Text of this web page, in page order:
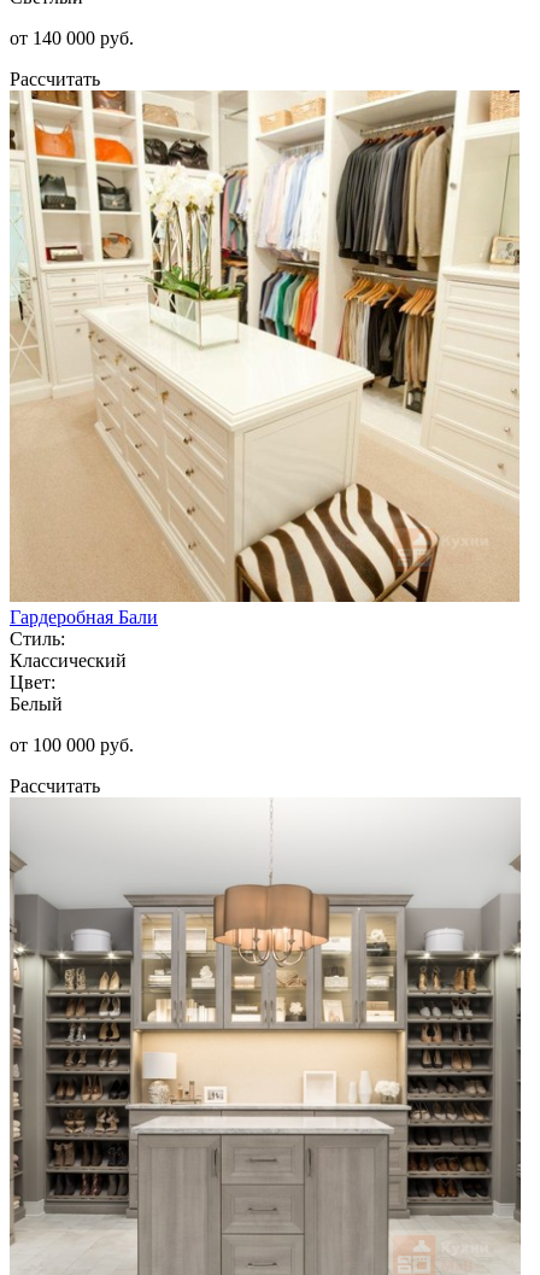
от 140 000 руб.
Рассчитать
Гардеробная Бали
Стиль:
Классический
Цвет:
Белый
от 100 000 руб.
Рассчитать